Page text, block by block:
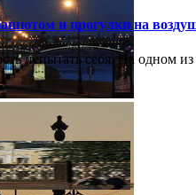
и прогулки на
испытать себя. На одном